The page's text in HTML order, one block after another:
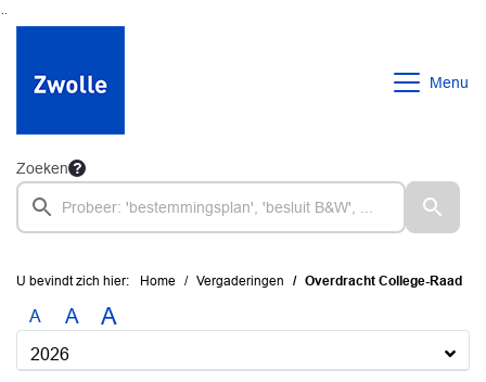
Ga naar de inhoud van deze pagina
Ga naar het zoeken
Ga naar het menu
Menu
Zoeken
U bevindt zich hier: Home Vergaderingen Overdracht College-Raad
A A A
2026